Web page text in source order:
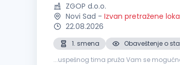
ZGOP d.o.o.
Novi Sad - Izvan pretražene
22.08.2026
1. smena
Obaveštenje o
...uspešnog tima pruža Vam se